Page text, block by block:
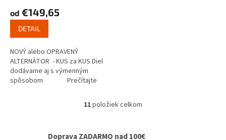
od €149,65
DETAIL
NOVÝ alebo OPRAVENÝ
ALTERNÁTOR - KUS za KUS Diel
dodávame aj s výmenným
spôsobom Prečítajte
O
á
11položiek celkom
Doprava ZADARMO nad 100€